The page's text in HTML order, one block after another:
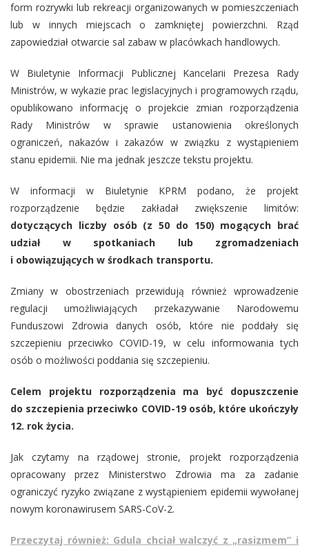
form rozrywki lub rekreacji organizowanych w pomieszczeniach
lub w innych miejscach o zamkniętej powierzchni. Rząd
zapowiedział otwarcie sal zabaw w placówkach handlowych.
W Biuletynie Informacji Publicznej Kancelarii Prezesa Rady
Ministrów, w wykazie prac legislacyjnych i programowych rządu,
opublikowano informację o projekcie zmian rozporządzenia
Rady Ministrów w sprawie ustanowienia określonych
ograniczeń, nakazów i zakazów w związku z wystąpieniem
stanu epidemii. Nie ma jednak jeszcze tekstu projektu.
W informacji w Biuletynie KPRM podano, że projekt
rozporządzenie będzie zakładał zwiększenie limitów:
dotyczących liczby osób (z 50 do 150) mogących brać
udział w spotkaniach lub zgromadzeniach
i obowiązujących w środkach transportu.
Zmiany w obostrzeniach przewidują również wprowadzenie
regulacji umożliwiających przekazywanie Narodowemu
Funduszowi Zdrowia danych osób, które nie poddały się
szczepieniu przeciwko COVID-19, w celu informowania tych
osób o możliwości poddania się szczepieniu.
Celem projektu rozporządzenia ma być dopuszczenie
do szczepienia przeciwko COVID-19 osób, które ukończyły
12. rok życia.
Jak czytamy na rządowej stronie, projekt rozporządzenia
opracowany przez Ministerstwo Zdrowia ma za zadanie
ograniczyć ryzyko związane z wystąpieniem epidemii wywołanej
nowym koronawirusem SARS-CoV-2.
Przeczytaj również: Gdula chciał walczyć z „rasizmem” i